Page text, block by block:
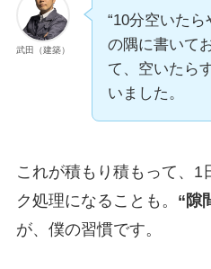
武田（建築）
“10分空いた
の隅に書いて
て、空いたら
いました。
これが積もり積もって、1
ク処理になることも。 “隙
が、僕の習慣です。